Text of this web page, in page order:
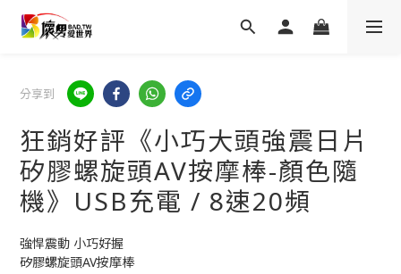
分享到
狂銷好評《小巧大頭強震日片
矽膠螺旋頭AV按摩棒-顏色隨
機》USB充電 / 8速20頻
強悍震動 小巧好握
矽膠螺旋頭AV按摩棒